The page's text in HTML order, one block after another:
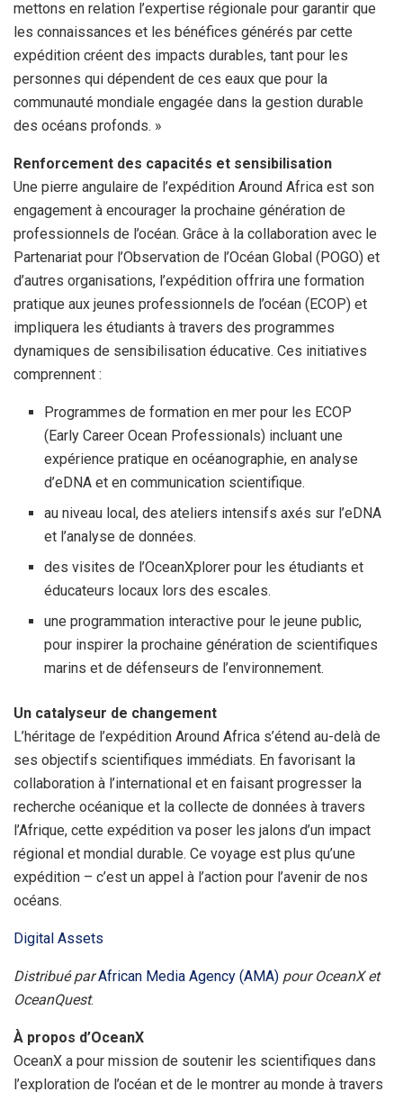
mettons en relation l’expertise régionale pour garantir que
les connaissances et les bénéfices générés par cette
expédition créent des impacts durables, tant pour les
personnes qui dépendent de ces eaux que pour la
communauté mondiale engagée dans la gestion durable
des océans profonds. »
Renforcement des capacités et sensibilisation
Une pierre angulaire de l’expédition Around Africa est son
engagement à encourager la prochaine génération de
professionnels de l’océan. Grâce à la collaboration avec le
Partenariat pour l’Observation de l’Océan Global (POGO) et
d’autres organisations, l’expédition offrira une formation
pratique aux jeunes professionnels de l’océan (ECOP) et
impliquera les étudiants à travers des programmes
dynamiques de sensibilisation éducative. Ces initiatives
comprennent :
Programmes de formation en mer pour les ECOP
(Early Career Ocean Professionals) incluant une
expérience pratique en océanographie, en analyse
d’eDNA et en communication scientifique.
au niveau local, des ateliers intensifs axés sur l’eDNA
et l’analyse de données.
des visites de l’OceanXplorer pour les étudiants et
éducateurs locaux lors des escales.
une programmation interactive pour le jeune public,
pour inspirer la prochaine génération de scientifiques
marins et de défenseurs de l’environnement.
Un catalyseur de changement
L’héritage de l’expédition Around Africa s’étend au-delà de
ses objectifs scientifiques immédiats. En favorisant la
collaboration à l’international et en faisant progresser la
recherche océanique et la collecte de données à travers
l’Afrique, cette expédition va poser les jalons d’un impact
régional et mondial durable. Ce voyage est plus qu’une
expédition – c’est un appel à l’action pour l’avenir de nos
océans.
Digital Assets
Distribué parAfrican Media Agency (AMA) pour OceanX et
OceanQuest.
À propos d’OceanX
OceanX a pour mission de soutenir les scientifiques dans
l’exploration de l’océan et de le montrer au monde à travers